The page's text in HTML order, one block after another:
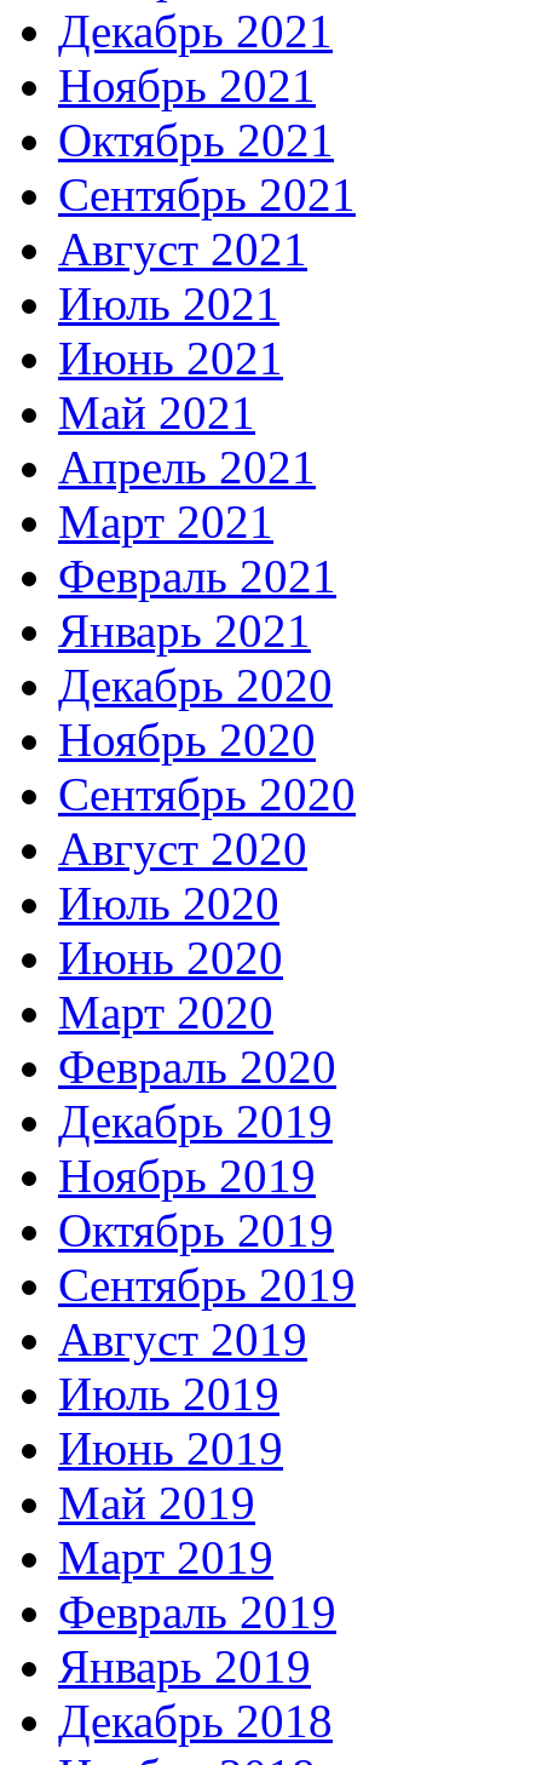
Декабрь 2021
Ноябрь 2021
Октябрь 2021
Сентябрь 2021
Август 2021
Июль 2021
Июнь 2021
Май 2021
Апрель 2021
Март 2021
Февраль 2021
Январь 2021
Декабрь 2020
Ноябрь 2020
Сентябрь 2020
Август 2020
Июль 2020
Июнь 2020
Март 2020
Февраль 2020
Декабрь 2019
Ноябрь 2019
Октябрь 2019
Сентябрь 2019
Август 2019
Июль 2019
Июнь 2019
Май 2019
Март 2019
Февраль 2019
Январь 2019
Декабрь 2018